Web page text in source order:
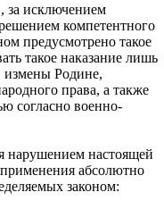
за исключением
компетентного
предусмотрено такое
такое наказание лишь
измены Родине,
права, а также
согласно военно-
нарушением настоящей
применения абсолютно
законом: